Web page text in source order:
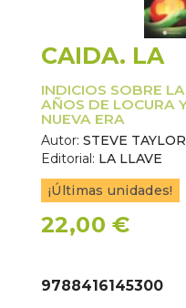
CAIDA. LA
INDICIOS SOBRE
AÑOS DE LOCURA
NUEVA ERA
Autor: STEVE TAYLOR
Editorial: LA LLAVE
¡Últimas unidades!
22,00 €
9788416145300